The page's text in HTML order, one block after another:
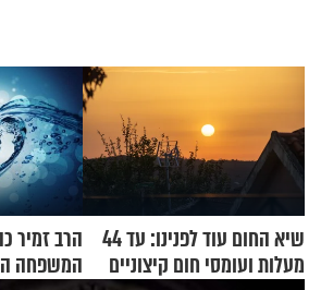
שיא החום עוד לפנינו: עד 44
מעלות ועומסי חום קיצוניים
הרב זמיר
המשפחה